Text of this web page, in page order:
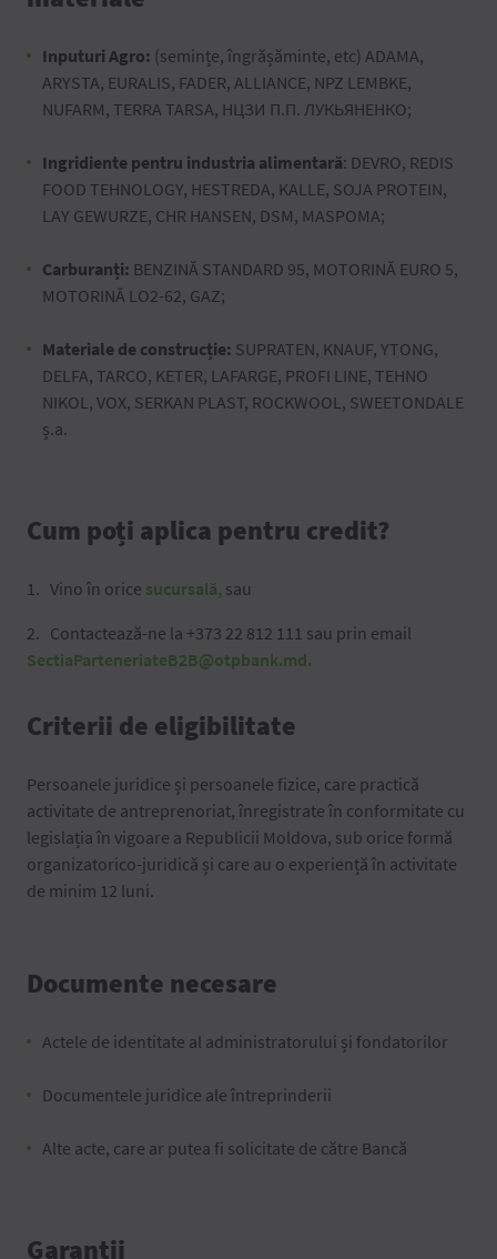
Inputuri Agro: (semințe, îngrășăminte, etc) ADAMA,
ARYSTA, EURALIS, FADER, ALLIANCE, NPZ LEMBKE,
NUFARM, TERRA TARSA, НЦЗИ П.П. ЛУКЬЯНЕНКО;
Ingridiente pentru industria alimentară: DEVRO, REDIS
FOOD TEHNOLOGY, HESTREDA, KALLE, SOJA PROTEIN,
LAY GEWURZE, CHR HANSEN, DSM, MASPOMA;
Carburanți: BENZINĂ STANDARD 95, MOTORINĂ EURO 5,
MOTORINĂ LO2-62, GAZ;
Materiale de construcție: SUPRATEN, KNAUF, YTONG,
DELFA, TARCO, KETER, LAFARGE, PROFI LINE, TEHNO
NIKOL, VOX, SERKAN PLAST, ROCKWOOL, SWEETONDALE
ș.a.
Cum poți aplica pentru credit?
Vino în orice sucursală, sau
Contactează-ne la +373 22 812 111 sau prin email
SectiaParteneriateB2B@otpbank.md.
Criterii de eligibilitate
Persoanele juridice și persoanele fizice, care practică
activitate de antreprenoriat, înregistrate în conformitate cu
legislația în vigoare a Republicii Moldova, sub orice formă
organizatorico-juridică și care au o experiență în activitate
de minim 12 luni.
Documente necesare
Actele de identitate al administratorului și fondatorilor
Documentele juridice ale întreprinderii
Alte acte, care ar putea fi solicitate de către Bancă
Garanții